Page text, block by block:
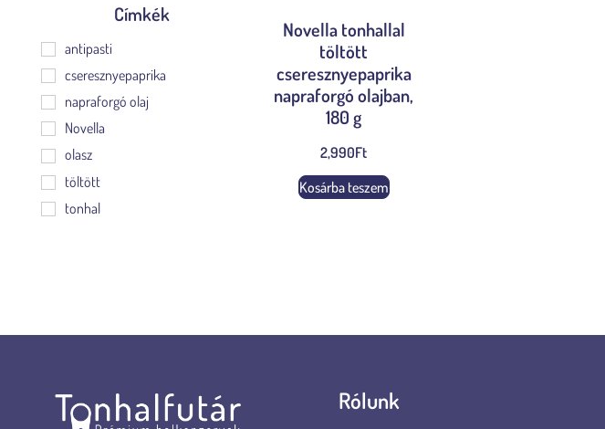
Címkék
antipasti
cseresznyepaprika
napraforgó olaj
Novella
olasz
töltött
tonhal
Novella tonhallal
töltött
cseresznyepaprika
napraforgó olajban,
180 g
2,990Ft
Kosárba teszem
Rólunk